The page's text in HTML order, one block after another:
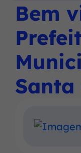
Ir
para
o
rodapé
[alt+4]
menu
principal
Bem
Santa